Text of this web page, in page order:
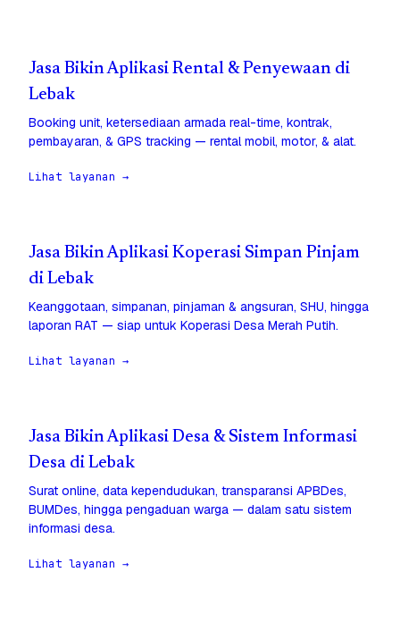
Jasa Bikin Aplikasi Rental & Penyewaan di
Lebak
Booking unit, ketersediaan armada real-time, kontrak,
pembayaran, & GPS tracking — rental mobil, motor, & alat.
Lihat layanan →
Jasa Bikin Aplikasi Koperasi Simpan Pinjam
di Lebak
Keanggotaan, simpanan, pinjaman & angsuran, SHU, hingga
laporan RAT — siap untuk Koperasi Desa Merah Putih.
Lihat layanan →
Jasa Bikin Aplikasi Desa & Sistem Informasi
Desa di Lebak
Surat online, data kependudukan, transparansi APBDes,
BUMDes, hingga pengaduan warga — dalam satu sistem
informasi desa.
Lihat layanan →